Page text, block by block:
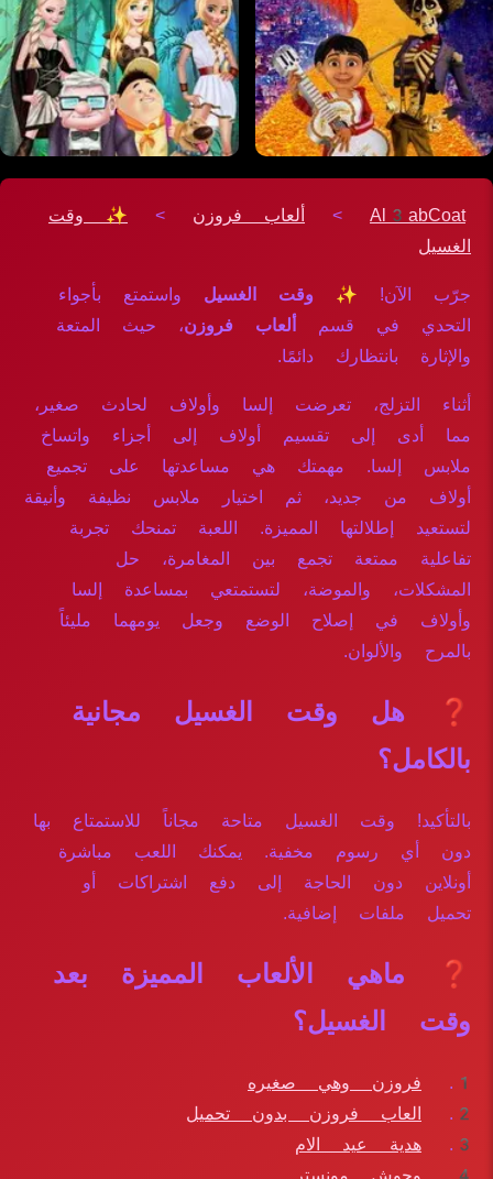
Al3abCoat
> ألعاب فروزن >
✨ وقت
الغسيل
جرّب الآن! ✨ وقت الغسيل واستمتع بأجواء
التحدي في قسم
ألعاب فروزن، حيث المتعة
والإثارة بانتظارك دائمًا.
أثناء التزلج، تعرضت إلسا وأولاف لحادث صغير،
مما أدى إلى تقسيم أولاف إلى أجزاء واتساخ
ملابس إلسا. مهمتك هي مساعدتها على تجميع
أولاف من جديد، ثم اختيار ملابس نظيفة وأنيقة
لتستعيد إطلالتها المميزة. اللعبة تمنحك تجربة
تفاعلية ممتعة تجمع بين المغامرة، حل
المشكلات، والموضة، لتستمتعي بمساعدة إلسا
وأولاف في إصلاح الوضع وجعل يومهما مليئاً
بالمرح والألوان.
❓ هل وقت الغسيل مجانية
بالكامل؟
بالتأكيد! وقت الغسيل متاحة مجاناً للاستمتاع بها
دون أي رسوم مخفية. يمكنك اللعب مباشرة
أونلاين دون الحاجة إلى دفع اشتراكات أو
تحميل ملفات إضافية.
❓ ماهي الألعاب المميزة بعد
وقت الغسيل؟
فروزن وهي صغيره
العاب فروزن بدون تحميل
هدية عيد الام